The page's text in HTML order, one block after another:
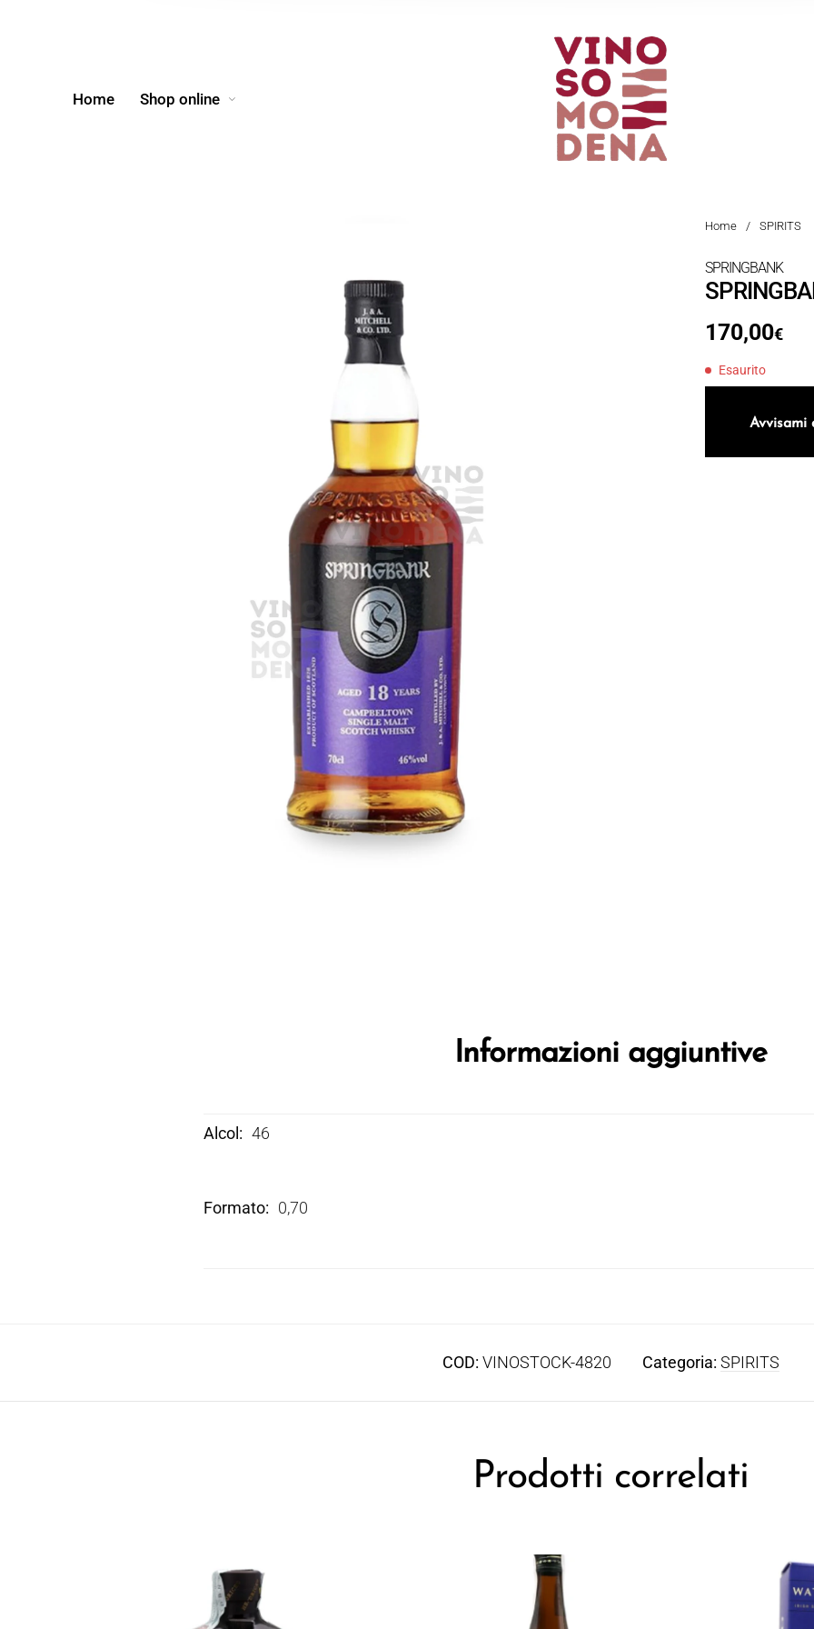
Home Shop online
Home / SPIRITS
SPRINGBANK
170,00€
Esaurito
Avvisami
Informazioni aggiuntive
Alcol 46
Formato 0,70
COD: VINOSTOCK-4820 Categoria: SPIRITS
Prodotti correlati